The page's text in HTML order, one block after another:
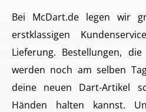
Bei McDart.de legen wir
erstklassigen
Lieferung. Bestellungen,
werden noch am selben
deine neuen Dart-Artikel
Händen halten kannst.